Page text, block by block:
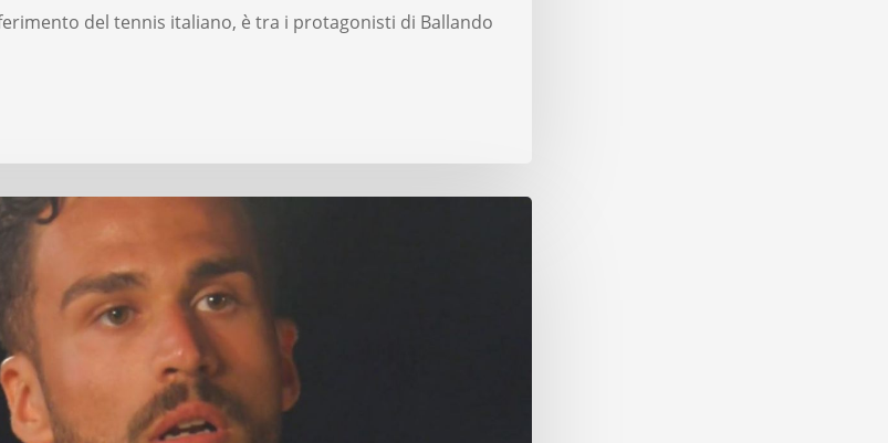
del tennis italiano, è tra i protagonisti di Ballando